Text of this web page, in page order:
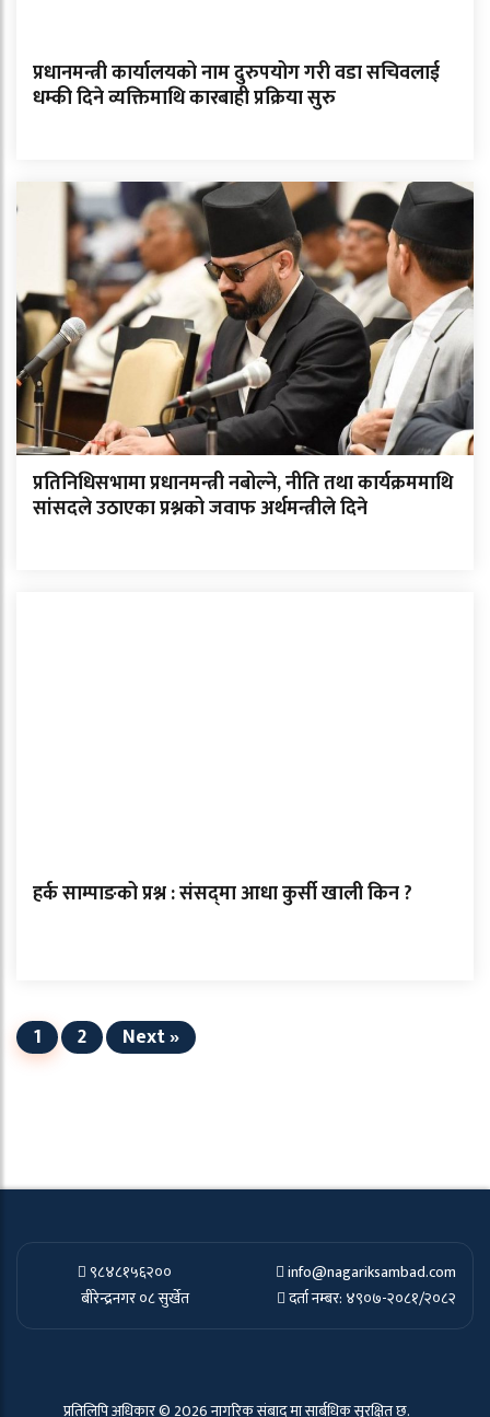
प्रधानमन्त्री कार्यालयको नाम दुरुपयोग गरी वडा सचिवलाई
धम्की दिने व्यक्तिमाथि कारबाही प्रक्रिया सुरु
प्रतिनिधिसभामा प्रधानमन्त्री नबोल्ने, नीति तथा कार्यक्रममाथि
सांसदले उठाएका प्रश्नको जवाफ अर्थमन्त्रीले दिने
हर्क साम्पाङको प्रश्न : संसद्‌मा आधा कुर्सी खाली किन ?
1 2 Next »
९८४८१५६२००
info@nagariksambad.com
बीरेन्द्रनगर ०८ सुर्खेत
दर्ता नम्बर: ४९०७-२०८१/२०८२
प्रतिलिपि अधिकार © 2026 नागरिक संबाद मा सार्बधिक सुरक्षित छ.